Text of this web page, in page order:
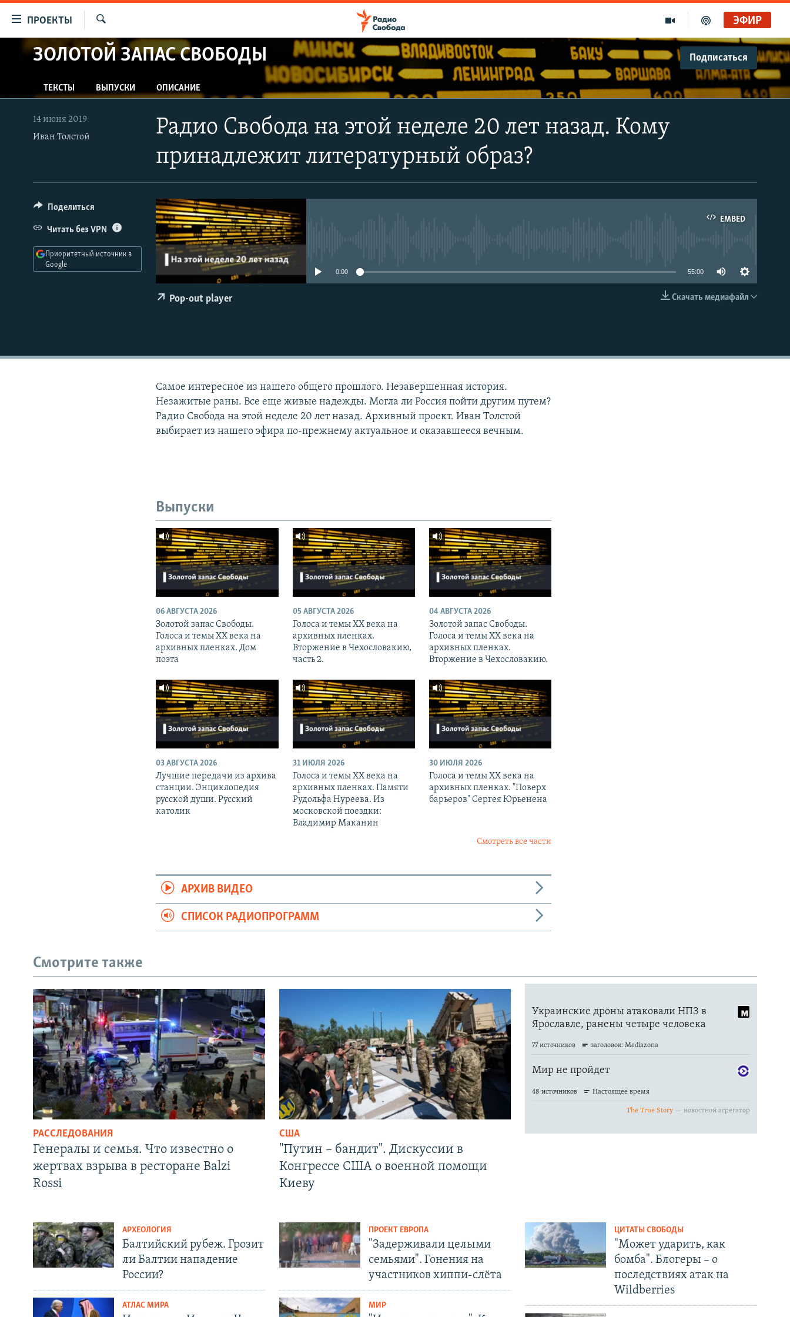
упрощенного
Вернуться
к
основному
содержанию
Вернутся
ПРОЕКТЫ
ПРОГРАММЫ
АВТОРСКИЕ ПРОЕКТЫ
ЦИТАТЫ СВОБОДЫ
МНЕНИЯ
IDEL.РЕАЛИИ
КАВКАЗ.РЕАЛИИ
СЕВЕР.РЕАЛИИ
СИБИРЬ.РЕАЛИИ
РАСПИСАНИЕ ВЕЩАНИЯ
ЭФИР
ЗОЛОТОЙ ЗАПАС СВОБОДЫ Подписаться
ТЕКСТЫ ВЫПУСКИ ОПИСАНИЕ
Радио Свобода на этой неделе 20 лет назад. Кому
принадлежит литературный образ?
14 июня 2019
Иван Толстой
EMBED
EMBED
0:00 55:00
Скачать медиафайл
Pop-out player
Поделиться
Читать без VPN
Приоритетный источник в
Google
Самое интересное из нашего общего прошлого. Незавершенная история.
Незажитые раны. Все еще живые надежды. Могла ли Россия пойти другим путем?
Радио Свобода на этой неделе 20 лет назад. Архивный проект. Иван Толстой
выбирает из нашего эфира по-прежнему актуальное и оказавшееся вечным.
Выпуски
06 АВГУСТА 2026
Золотой запас Свободы.
Голоса и темы XX века на
архивных пленках. Дом
поэта
05 АВГУСТА 2026
Голоса и темы XX века на
архивных пленках.
Вторжение в Чехословакию,
часть 2.
04 АВГУСТА 2026
Золотой запас Свободы.
Голоса и темы XX века на
архивных пленках.
Вторжение в Чехословакию.
03 АВГУСТА 2026
Лучшие передачи из архива
станции. Энциклопедия
русской души. Русский
католик
31 ИЮЛЯ 2026
Голоса и темы XX века на
архивных пленках. Памяти
Рудольфа Нуреева. Из
московской поездки:
Владимир Маканин
30 ИЮЛЯ 2026
Голоса и темы XX века на
архивных пленках. "Поверх
барьеров" Сергея Юрьенена
Смотреть все части
АРХИВ ВИДЕО
СПИСОК РАДИОПРОГРАММ
Смотрите также
РАССЛЕДОВАНИЯ
Генералы и семья. Что известно о
жертвах взрыва в ресторане Balzi
Rossi
США
"Путин – бандит". Дискуссии в
Конгрессе США о военной помощи
Киеву
АРХЕОЛОГИЯ
Балтийский рубеж. Грозит
ли Балтии нападение
России?
АТЛАС МИРА
ПРОЕКТ ЕВРОПА
"Задерживали целыми
семьями". Гонения на
участников хиппи-слёта
МИР
ЦИТАТЫ СВОБОДЫ
"Может ударить, как
бомба". Блогеры – о
последствиях атак на
Wildberries